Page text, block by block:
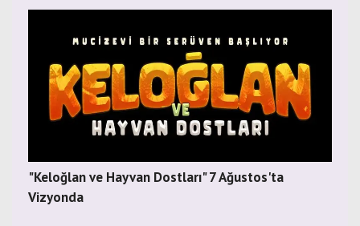
"Keloğlan ve Hayvan Dostları" 7 Ağustos'ta
Vizyonda